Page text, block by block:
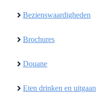
Bezienswaardigheden
Brochures
Douane
Eten drinken en uitgaan